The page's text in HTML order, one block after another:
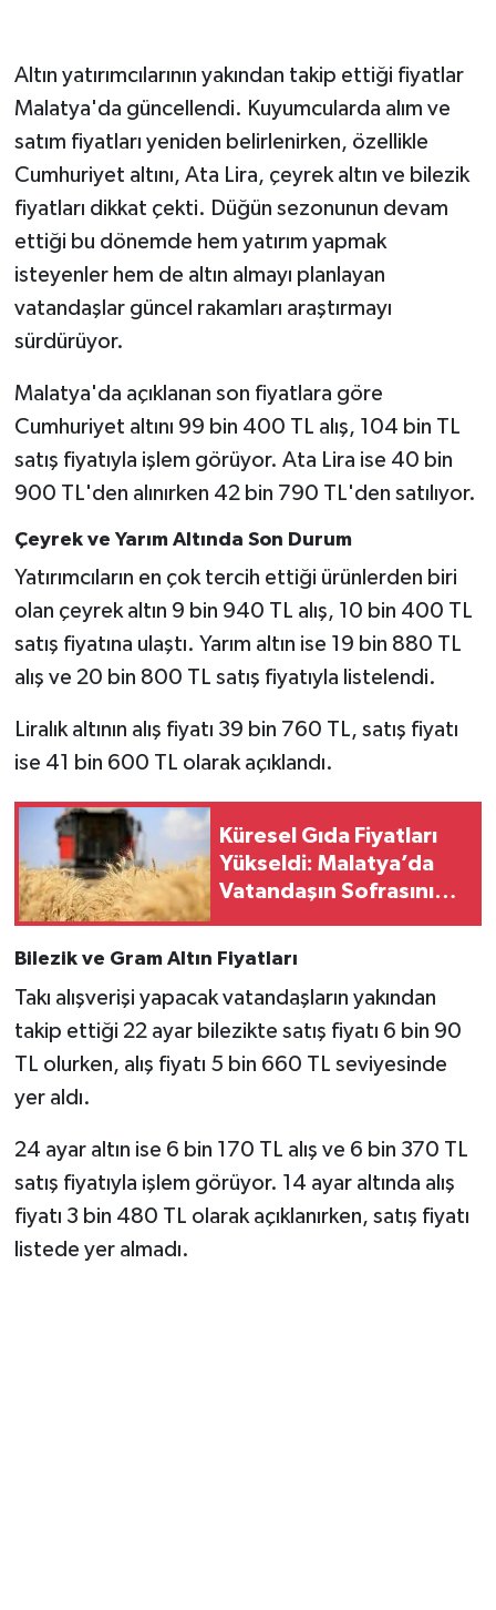
Altın yatırımcılarının yakından takip ettiği fiyatlar
Malatya'da güncellendi. Kuyumcularda alım ve
satım fiyatları yeniden belirlenirken, özellikle
Cumhuriyet altını, Ata Lira, çeyrek altın ve bilezik
fiyatları dikkat çekti. Düğün sezonunun devam
ettiği bu dönemde hem yatırım yapmak
isteyenler hem de altın almayı planlayan
vatandaşlar güncel rakamları araştırmayı
sürdürüyor.
Malatya'da açıklanan son fiyatlara göre
Cumhuriyet altını 99 bin 400 TL alış, 104 bin TL
satış fiyatıyla işlem görüyor. Ata Lira ise 40 bin
900 TL'den alınırken 42 bin 790 TL'den satılıyor.
Çeyrek ve Yarım Altında Son Durum
Yatırımcıların en çok tercih ettiği ürünlerden biri
olan çeyrek altın 9 bin 940 TL alış, 10 bin 400 TL
satış fiyatına ulaştı. Yarım altın ise 19 bin 880 TL
alış ve 20 bin 800 TL satış fiyatıyla listelendi.
Liralık altının alış fiyatı 39 bin 760 TL, satış fiyatı
ise 41 bin 600 TL olarak açıklandı.
Küresel Gıda Fiyatları
Yükseldi: Malatya’da
Vatandaşın Sofrasını
Bilezik ve Gram Altın Fiyatları
Takı alışverişi yapacak vatandaşların yakından
takip ettiği 22 ayar bilezikte satış fiyatı 6 bin 90
TL olurken, alış fiyatı 5 bin 660 TL seviyesinde
yer aldı.
24 ayar altın ise 6 bin 170 TL alış ve 6 bin 370 TL
satış fiyatıyla işlem görüyor. 14 ayar altında alış
fiyatı 3 bin 480 TL olarak açıklanırken, satış fiyatı
listede yer almadı.